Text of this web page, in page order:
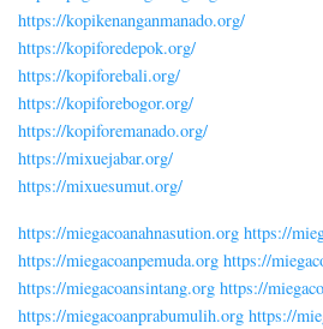
https://kopikenanganmanado.org/
https://kopiforedepok.org/
https://kopiforebali.org/
https://kopiforebogor.org/
https://kopiforemanado.org/
https://mixuejabar.org/
https://mixuesumut.org/
https://miegacoanahnasution.org https://
https://miegacoanpemuda.org https://
https://miegacoansintang.org https://
https://miegacoanprabumulih.org https://